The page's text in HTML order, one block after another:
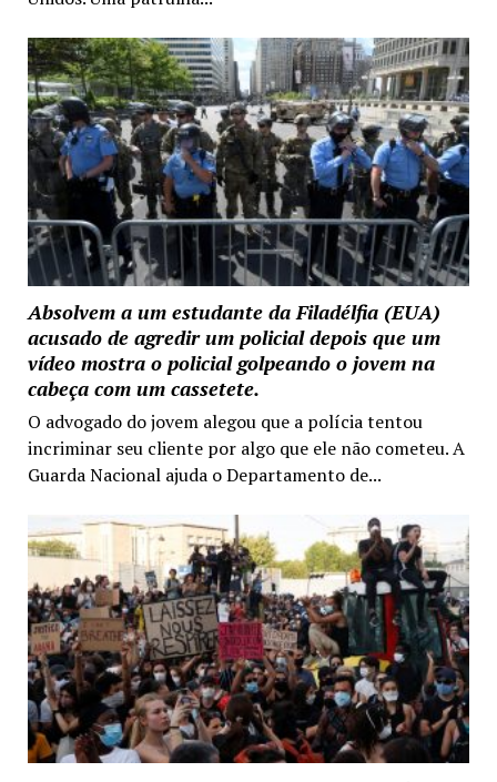
Absolvem a um estudante da Filadélfia (EUA)
acusado de agredir um policial depois que um
vídeo mostra o policial golpeando o jovem na
cabeça com um cassetete.
O advogado do jovem alegou que a polícia tentou
incriminar seu cliente por algo que ele não cometeu. A
Guarda Nacional ajuda o Departamento de...